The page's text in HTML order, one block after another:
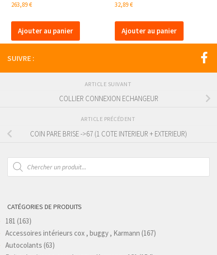
263,89€
Ajouter au panier
32,89€
Ajouter au panier
SUIVRE :
ARTICLE SUIVANT
COLLIER CONNEXION ECHANGEUR
ARTICLE PRÉCÉDENT
COIN PARE BRISE ->67 (1 COTE INTERIEUR + EXTERIEUR)
Recherche
de
produits
CATÉGORIES DE PRODUITS
181 (163)
Accessoires intérieurs cox , buggy , Karmann (167)
Autocolants (63)